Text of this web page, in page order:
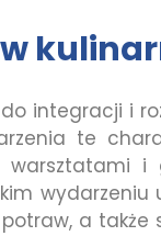
integracji i
te
warsztatami
wydarzeniu
a także